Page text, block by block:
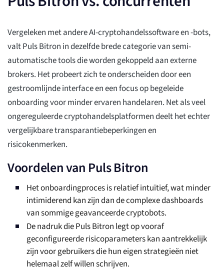
Vergeleken met andere AI-cryptohandelssoftware en -bots,
valt Puls Bitron in dezelfde brede categorie van semi-
automatische tools die worden gekoppeld aan externe
brokers. Het probeert zich te onderscheiden door een
gestroomlijnde interface en een focus op begeleide
onboarding voor minder ervaren handelaren. Net als veel
ongereguleerde cryptohandelsplatformen deelt het echter
vergelijkbare transparantiebeperkingen en
risicokenmerken.
Voordelen van Puls Bitron
Het onboardingproces is relatief intuïtief, wat minder
intimiderend kan zijn dan de complexe dashboards
van sommige geavanceerde cryptobots.
De nadruk die Puls Bitron legt op vooraf
geconfigureerde risicoparameters kan aantrekkelijk
zijn voor gebruikers die hun eigen strategieën niet
helemaal zelf willen schrijven.